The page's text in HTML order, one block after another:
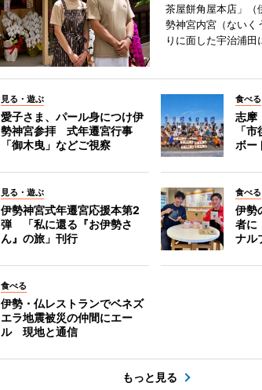
茶屋餅角屋本店」（
勢神宮内宮（ないく
りに面した宇治浦田
見る・遊ぶ
愛子さま、パール身につけ伊
勢神宮参拝 式年遷宮行事
「御木曳」などご視察
食べる
志摩
「
ボー
見る・遊ぶ
伊勢神宮式年遷宮応援本第2
弾 「私に還る『お伊勢さ
ん』の旅」刊行
食べる
伊勢
者に
ナル
食べる
伊勢・仏レストランでベネズ
エラ地震被災の仲間にエー
ル 現地と通信
もっと見る